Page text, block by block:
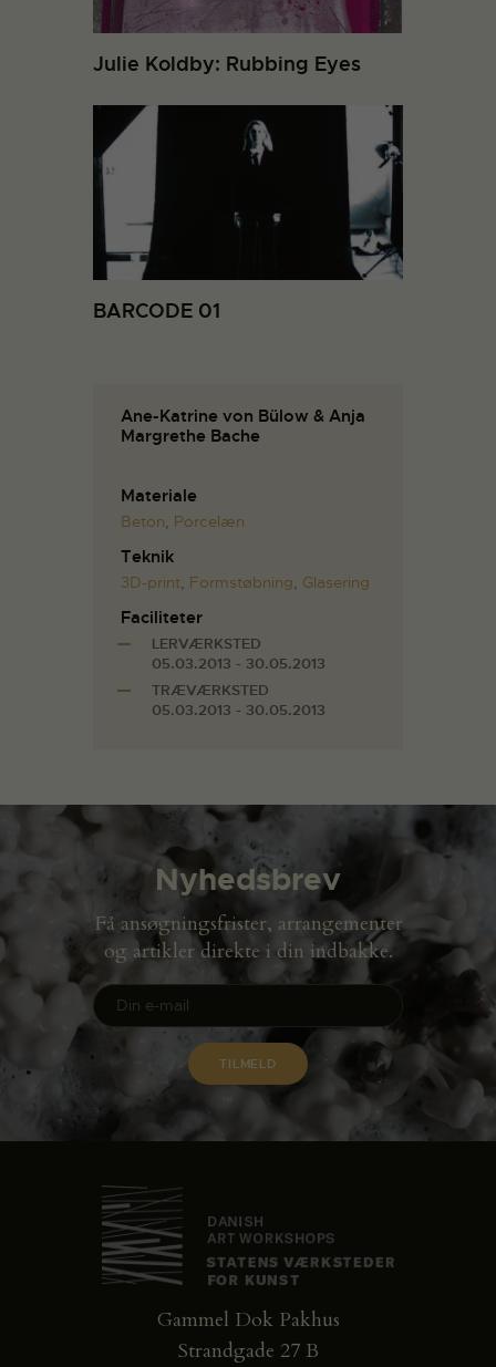
Julie Koldby: Rubbing Eyes
BARCODE 01
Ane-Katrine von Bülow & Anja
Margrethe Bache
Materiale
Beton, Porcelæn
Teknik
3D-print, Formstøbning, Glasering
Faciliteter
LERVÆRKSTED
05.03.2013 - 30.05.2013
TRÆVÆRKSTED
05.03.2013 - 30.05.2013
Nyhedsbrev
Få ansøgningsfrister, arrangementer
og artikler direkte i din indbakke.
Gammel Dok Pakhus
Strandgade 27 B